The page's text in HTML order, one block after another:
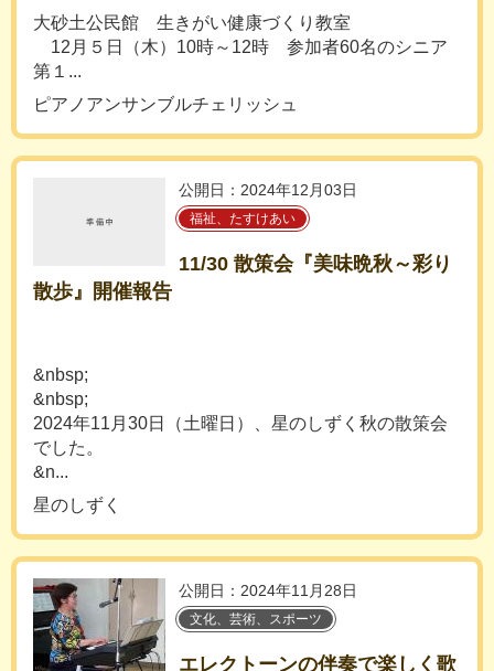
大砂土公民館 生きがい健康づくり教室
12月５日（木）10時～12時 参加者60名のシニア
第１...
ピアノアンサンブルチェリッシュ
公開日：2024年12月03日
福祉、たすけあい
11/30 散策会『美味晩秋～彩り
散歩』開催報告
&nbsp;
&nbsp;
2024年11月30日（土曜日）、星のしずく秋の散策会
でした。
&n...
星のしずく
公開日：2024年11月28日
文化、芸術、スポーツ
エレクトーンの伴奏で楽しく歌